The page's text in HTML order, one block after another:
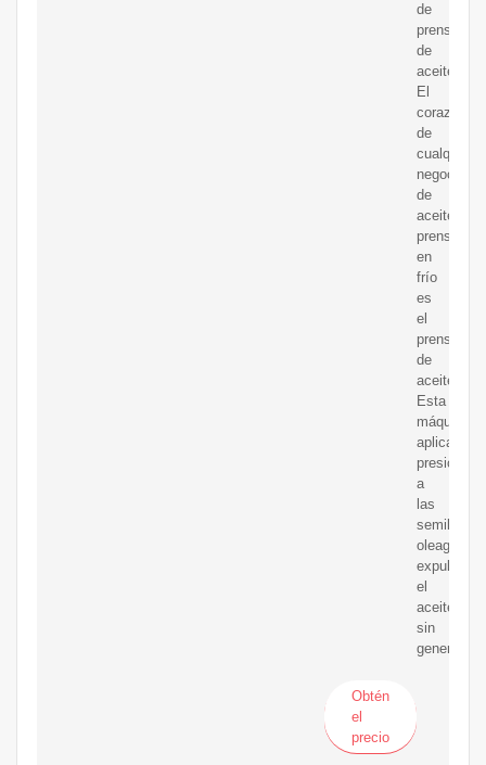
de
prensa
de
aceite.
El
corazón
de
cualquier
negocio
de
aceite
prensado
en
frío
es
el
prensa
de
aceite.
Esta
máquina
aplica
presión
a
las
semillas
el
aceite
sin
generar
Obtén
el
precio